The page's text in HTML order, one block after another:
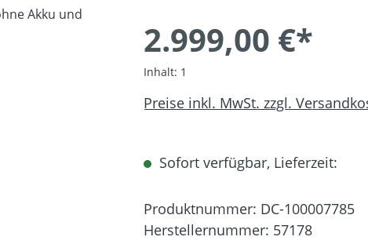
2.999,00 €*
Inhalt: 1
Preise inkl. MwSt. zzgl.
Sofort verfügbar, Lieferzeit:
Produktnummer: DC-100007785
Herstellernummer: 57178